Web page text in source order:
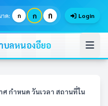
ด: ก ก ก Login
บลหนองอียอ
ศ กำหนด วันเวลา สถานที่ใน